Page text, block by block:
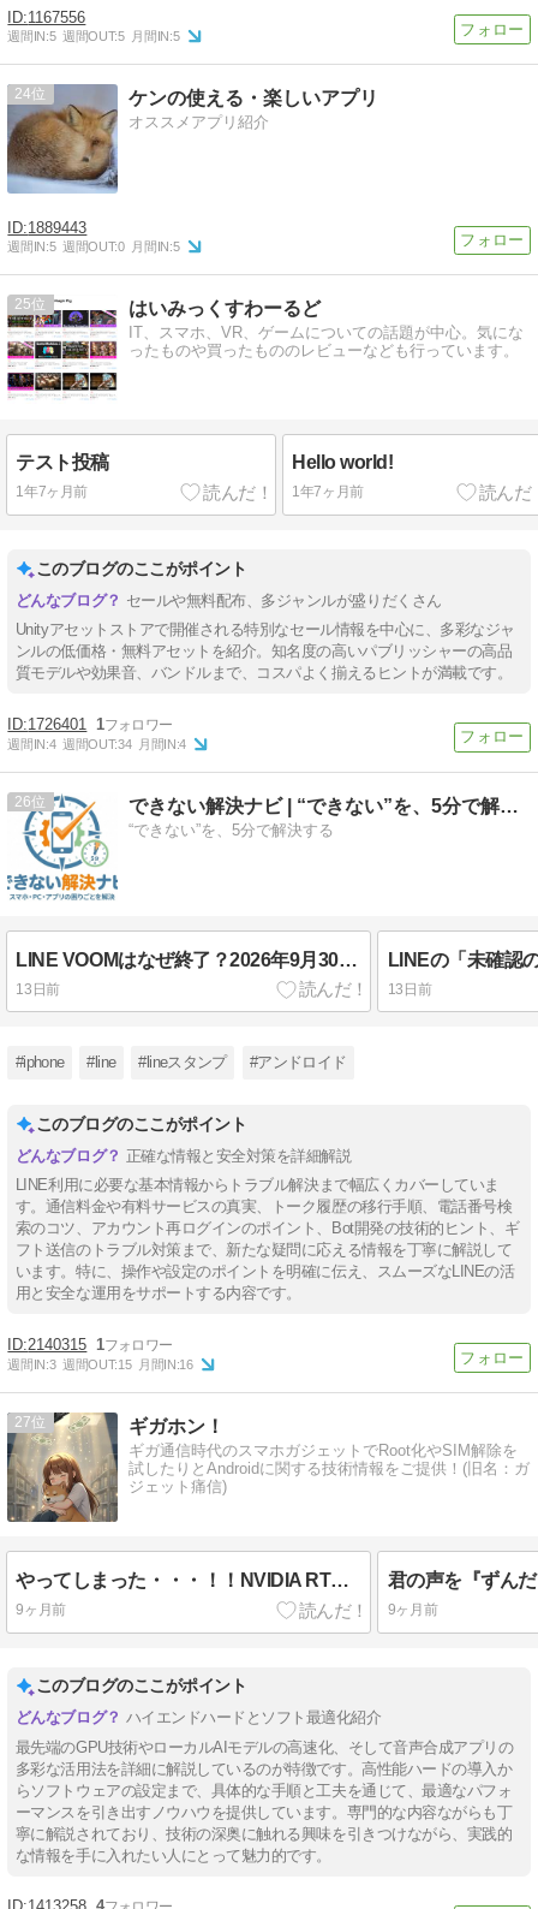
1167556
週間IN:5 週間OUT:5 月間IN:5
24 ケンの使える・楽しいアプリ
オススメアプリ紹介
1889443
週間IN:5 週間OUT:0 月間IN:5
25 はいみっくすわーるど
IT、スマホ、VR、ゲームについての話題が中心。気にな
ったものや買ったもののレビューなども行っています。
テスト投稿
1年7ヶ月前
Hello world!
1年7ヶ月前
このブログのここがポイント
セールや無料配布、多ジャンルが盛りだくさん
Unityアセットストアで開催される特別なセール情報を中心に、多彩なジャ
ンルの低価格・無料アセットを紹介。知名度の高いパブリッシャーの高品
質モデルや効果音、バンドルまで、コスパよく揃えるヒントが満載です。
1726401 1
週間IN:4 週間OUT:34 月間IN:4
26 できない解決ナビ | “できない”を、5分で解決する
“できない”を、5分で解決する
LINE VOOMはなぜ終了？2026年9月30日までに投稿を保存する方法
13日前 13日前
#iphone #line #lineスタンプ #アンドロイド
このブログのここがポイント
正確な情報と安全対策を詳細解説
LINE利用に必要な基本情報からトラブル解決まで幅広くカバーしていま
す。通信料金や有料サービスの真実、トーク履歴の移行手順、電話番号検
索のコツ、アカウント再ログインのポイント、Bot開発の技術的ヒント、ギ
フト送信のトラブル対策まで、新たな疑問に応える情報を丁寧に解説して
います。特に、操作や設定のポイントを明確に伝え、スムーズなLINEの活
用と安全な運用をサポートする内容です。
2140315 1
週間IN:3 週間OUT:15 月間IN:16
27 ギガホン！
ギガ通信時代のスマホガジェットでRoot化やSIM解除を
試したりとAndroidに関する技術情報をご提供！(旧名：ガ
ジェット痛信)
やってしまった・・・！！NVIDIA RTX Pro 6000 Blackwell Workstation Edition 購入記
9ヶ月前 9ヶ月前
このブログのここがポイント
ハイエンドハードとソフト最適化紹介
最先端のGPU技術やローカルAIモデルの高速化、そして音声合成アプリの
多彩な活用法を詳細に解説しているのが特徴です。高性能ハードの導入か
らソフトウェアの設定まで、具体的な手順と工夫を通じて、最適なパフォ
ーマンスを引き出すノウハウを提供しています。専門的な内容ながらも丁
寧に解説されており、技術の深奥に触れる興味を引きつけながら、実践的
な情報を手に入れたい人にとって魅力的です。